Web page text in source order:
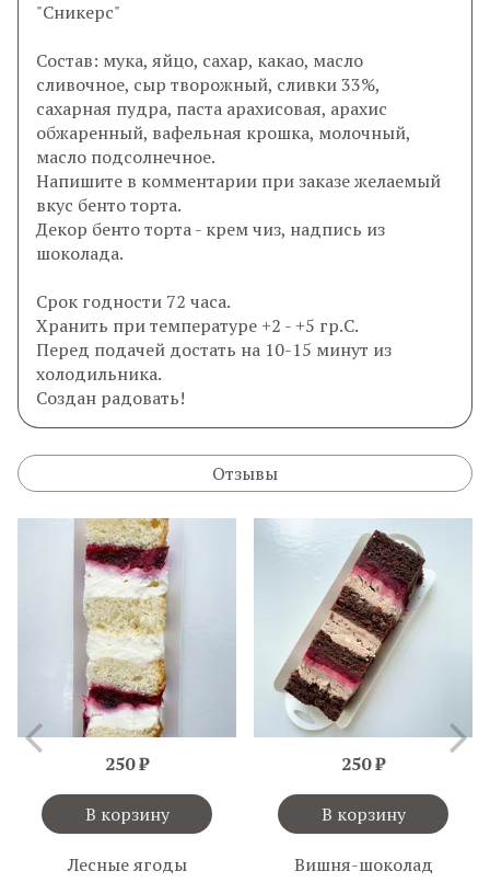
"Сникерс"
Состав: мука, яйцо, сахар, какао, масло
сливочное, сыр творожный, сливки 33%,
сахарная пудра, паста арахисовая, арахис
обжаренный, вафельная крошка, молочный,
масло подсолнечное.
Напишите в комментарии при заказе желаемый
вкус бенто торта.
Декор бенто торта - крем чиз, надпись из
шоколада.
Срок годности 72 часа.
Хранить при температуре +2 - +5 гр.С.
Перед подачей достать на 10-15 минут из
холодильника.
Создан радовать!
Отзывы
250 ₽
В корзину
Лесные ягоды
250 ₽
В корзину
Вишня-шоколад